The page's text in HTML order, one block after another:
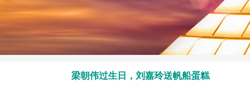
梁朝伟过生日，刘嘉玲送帆船蛋糕